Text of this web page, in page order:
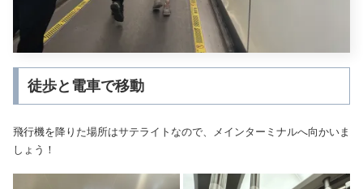
徒歩と電車で移動
飛行機を降りた場所はサテライトなので、メインターミナルへ向かいま
しょう！